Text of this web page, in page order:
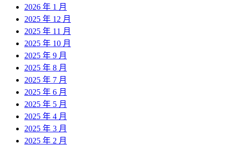
2026 年 1 月
2025 年 12 月
2025 年 11 月
2025 年 10 月
2025 年 9 月
2025 年 8 月
2025 年 7 月
2025 年 6 月
2025 年 5 月
2025 年 4 月
2025 年 3 月
2025 年 2 月